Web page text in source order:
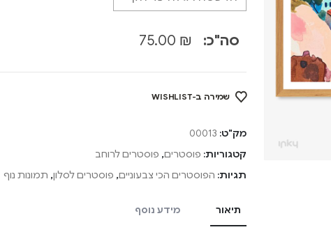
סה"כ: ₪
שמירה ב-WISHLIST
מק"ט: 00013
קטגוריות: פוסטרים, פוסטרים לרוחב
תגיות: הפוסטרים הכי צבעוניים, פוסטרים לסלון, תמונות נוף
תיאור מידע נוסף